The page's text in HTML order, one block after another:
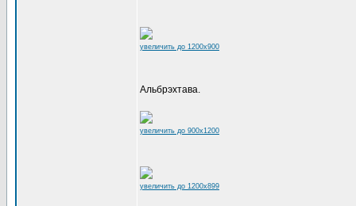
увеличить до 1200x900
Альбрэхтава.
увеличить до 900x1200
увеличить до 1200x899